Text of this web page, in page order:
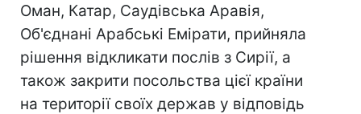
Оман, Катар, Саудівська Аравія,
Об'єднані Арабські Емірати, прийняла
рішення відкликати послів з Сирії, а
також закрити посольства цієї країни
на території своїх держав у відповідь